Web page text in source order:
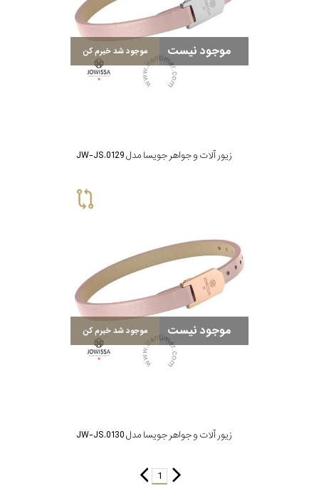
موجود نیست موجود شد خبرم کن
زیور آلات و جواهر جویسا مدل JW-JS.0129
موجود نیست موجود شد خبرم کن
زیور آلات و جواهر جویسا مدل JW-JS.0130
1